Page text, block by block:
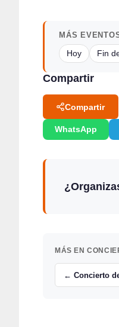
MÁS
Hoy Fin
Compartir
Compartir
WhatsApp
MÁS EN
← Concierto